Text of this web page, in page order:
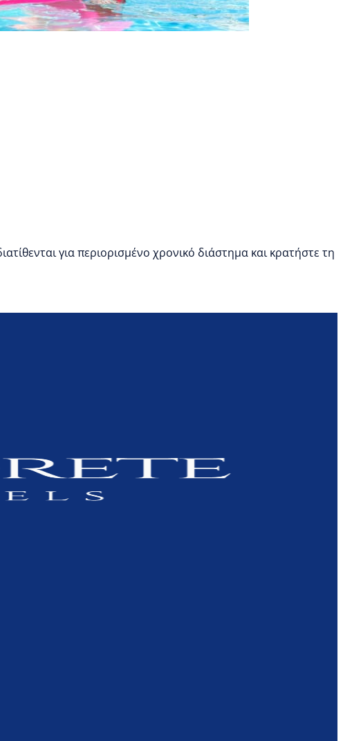
για περιορισμένο χρονικό διάστημα και κρατήστε τη